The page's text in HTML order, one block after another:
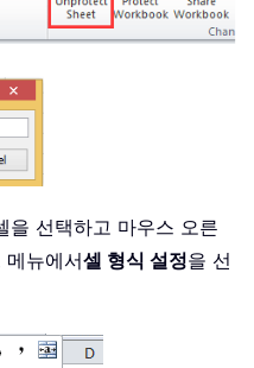
을 선택하고 마우스 오른
뉴에서셀 형식 설정을 선